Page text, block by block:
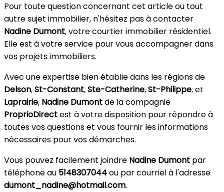
Pour toute question concernant cet article ou tout
autre sujet immobilier, n'hésitez pas à contacter
Nadine Dumont, votre courtier immobilier résidentiel.
Elle est à votre service pour vous accompagner dans
vos projets immobiliers.
Avec une expertise bien établie dans les régions de
Delson,St-Constant,Ste-Catherine,St-Philippe, et
Laprairie, Nadine Dumontde la compagnie
ProprioDirectest à votre disposition pour répondre à
toutes vos questions et vous fournir les informations
nécessaires pour vos démarches.
Vous pouvez facilement joindre Nadine Dumont par
téléphone au 5148307044ou par courriel à l'adresse
dumont_nadine@hotmail.com.